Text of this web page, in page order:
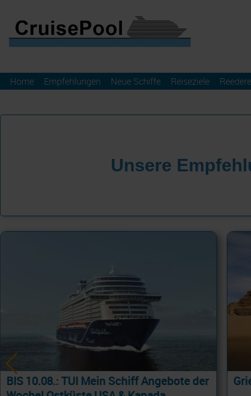
Home Empfehlungen Neue Schiffe Reiseziele
Unsere
Griechenland & Ägypten mit MSC Lirica